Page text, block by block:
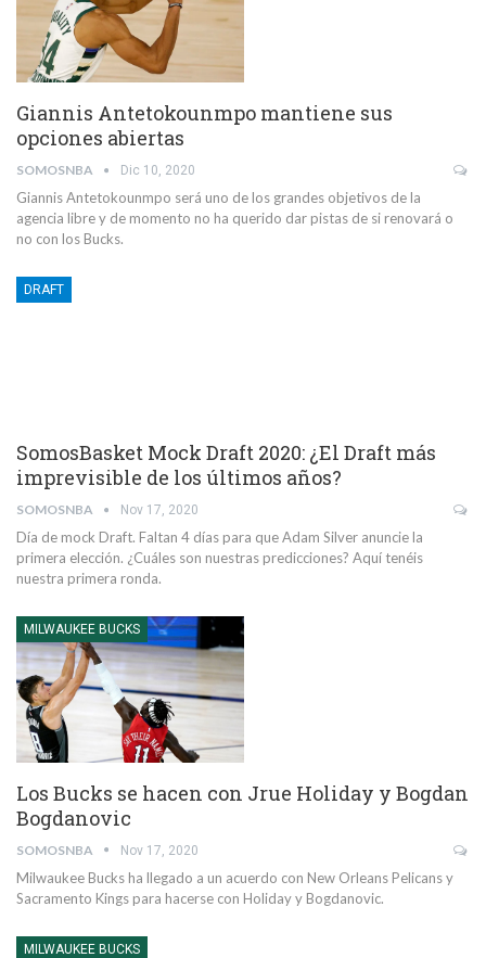
Giannis Antetokounmpo mantiene sus
opciones abiertas
SOMOSNBA Dic 10, 2020
Giannis Antetokounmpo será uno de los grandes objetivos de la
agencia libre y de momento no ha querido dar pistas de si renovará o
no con los Bucks.
DRAFT
SomosBasket Mock Draft 2020: ¿El Draft más
imprevisible de los últimos años?
SOMOSNBA Nov 17, 2020
Día de mock Draft. Faltan 4 días para que Adam Silver anuncie la
primera elección. ¿Cuáles son nuestras predicciones? Aquí tenéis
nuestra primera ronda.
MILWAUKEE BUCKS
Los Bucks se hacen con Jrue Holiday y Bogdan
Bogdanovic
SOMOSNBA Nov 17, 2020
Milwaukee Bucks ha llegado a un acuerdo con New Orleans Pelicans y
Sacramento Kings para hacerse con Holiday y Bogdanovic.
MILWAUKEE BUCKS